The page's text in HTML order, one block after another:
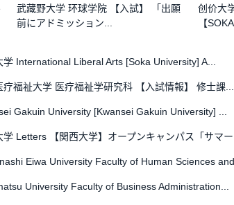
武藏野大学 环球学院 【入試】 「出願
前にアドミッション...
创价大
【
学 International Liberal Arts [Soka University] A...
疗福祉大学 医疗福祉学研究科 【入試情報】 修士課...
Gakuin University [Kwansei Gakuin University] ...
学 Letters 【関西大学】オープンキャンパス「サマ
Eiwa University Faculty of Human Sciences
University Faculty of Business Administration...